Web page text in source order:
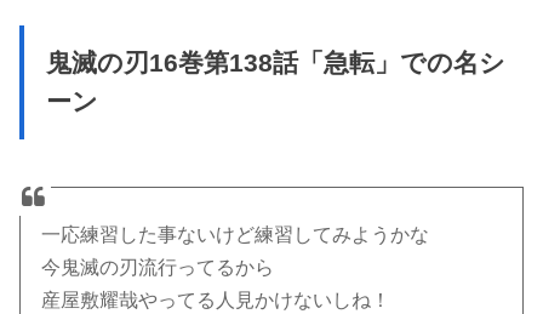
鬼滅の刃16巻第138話「急転」での名シ
ーン
一応練習した事ないけど練習してみようかな
今鬼滅の刃流行ってるから
産屋敷耀哉やってる人見かけないしね！